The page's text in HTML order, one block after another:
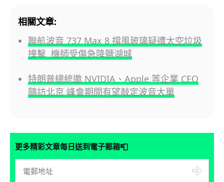
相關文章:
聯航波音 737 Max 8 擋風玻璃疑遭太空垃圾
撞擊 機師受傷急降鹽湖城
特朗普總統邀 NVIDIA、Apple 等企業 CEO
隨訪北京 峰會期間有望敲定波音大單
更多精彩文章每日送到電子郵箱📮